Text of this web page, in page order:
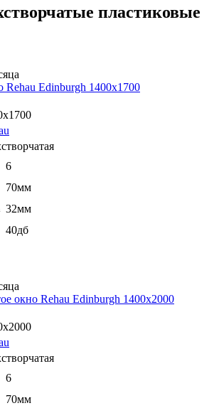
пластиковые
Rehаu Edinburgh 1400х1700
6
70мм
32мм
40дб
окно Rehаu Edinburgh 1400х2000
6
70мм